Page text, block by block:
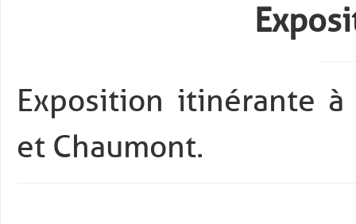
Exposition itinérante à
et Chaumont.